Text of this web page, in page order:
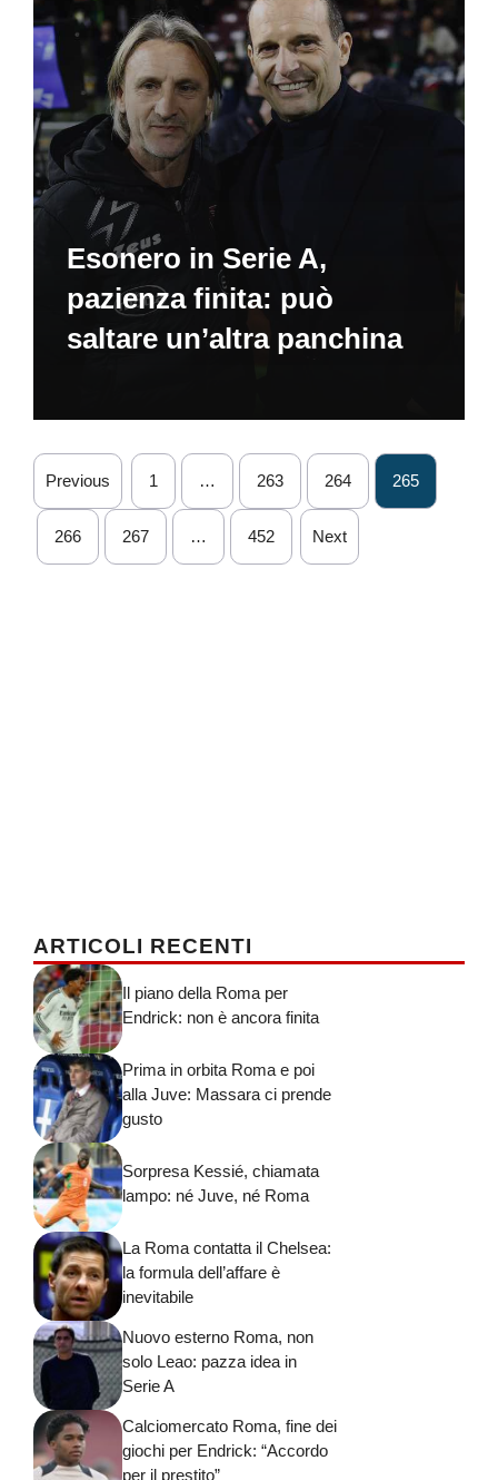
Esonero in Serie A,
pazienza finita: può
saltare un’altra panchina
Previous 1 … 263 264 265
266 267 … 452 Next
ARTICOLI RECENTI
Il piano della Roma per
Endrick: non è ancora finita
Prima in orbita Roma e poi
alla Juve: Massara ci prende
gusto
Sorpresa Kessié, chiamata
lampo: né Juve, né Roma
La Roma contatta il Chelsea:
la formula dell’affare è
inevitabile
Nuovo esterno Roma, non
solo Leao: pazza idea in
Serie A
Calciomercato Roma, fine dei
giochi per Endrick: “Accordo
per il prestito”